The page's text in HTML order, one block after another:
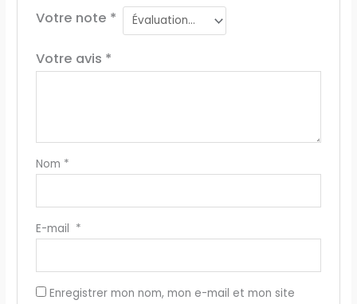
Votre note *
Votre avis *
Nom *
E-mail *
Enregistrer mon nom, mon e-mail et mon site